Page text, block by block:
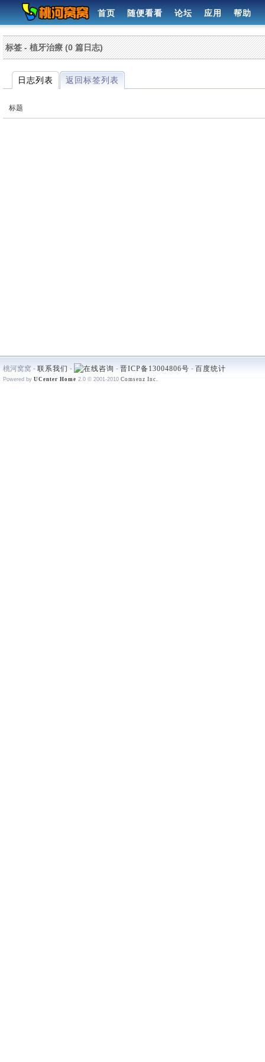
首页 随便看看 论坛 应用 帮助
标签 - 植牙治療 (0 篇日志)
日志列表 返回标签列表
标题
桃河窝窝 - 联系我们 - - 晋ICP备13004806号 - 百度统计
Powered by UCenter Home 2.0 © 2001-2010 Comsenz Inc.